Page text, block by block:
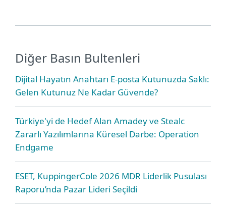
Diğer Basın Bultenleri
Dijital Hayatın Anahtarı E-posta Kutunuzda Saklı:
Gelen Kutunuz Ne Kadar Güvende?
Türkiye'yi de Hedef Alan Amadey ve Stealc
Zararlı Yazılımlarına Küresel Darbe: Operation
Endgame
ESET, KuppingerCole 2026 MDR Liderlik Pusulası
Raporu’nda Pazar Lideri Seçildi